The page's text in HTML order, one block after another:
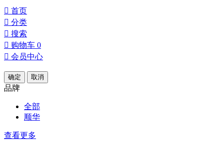
 首页
 分类
 搜索
 购物车 0
 会员中心
确定 取消
品牌
全部
顺华
查看更多